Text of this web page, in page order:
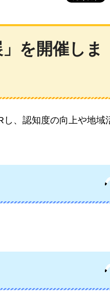
を開催しま
、認知度の向上や地域